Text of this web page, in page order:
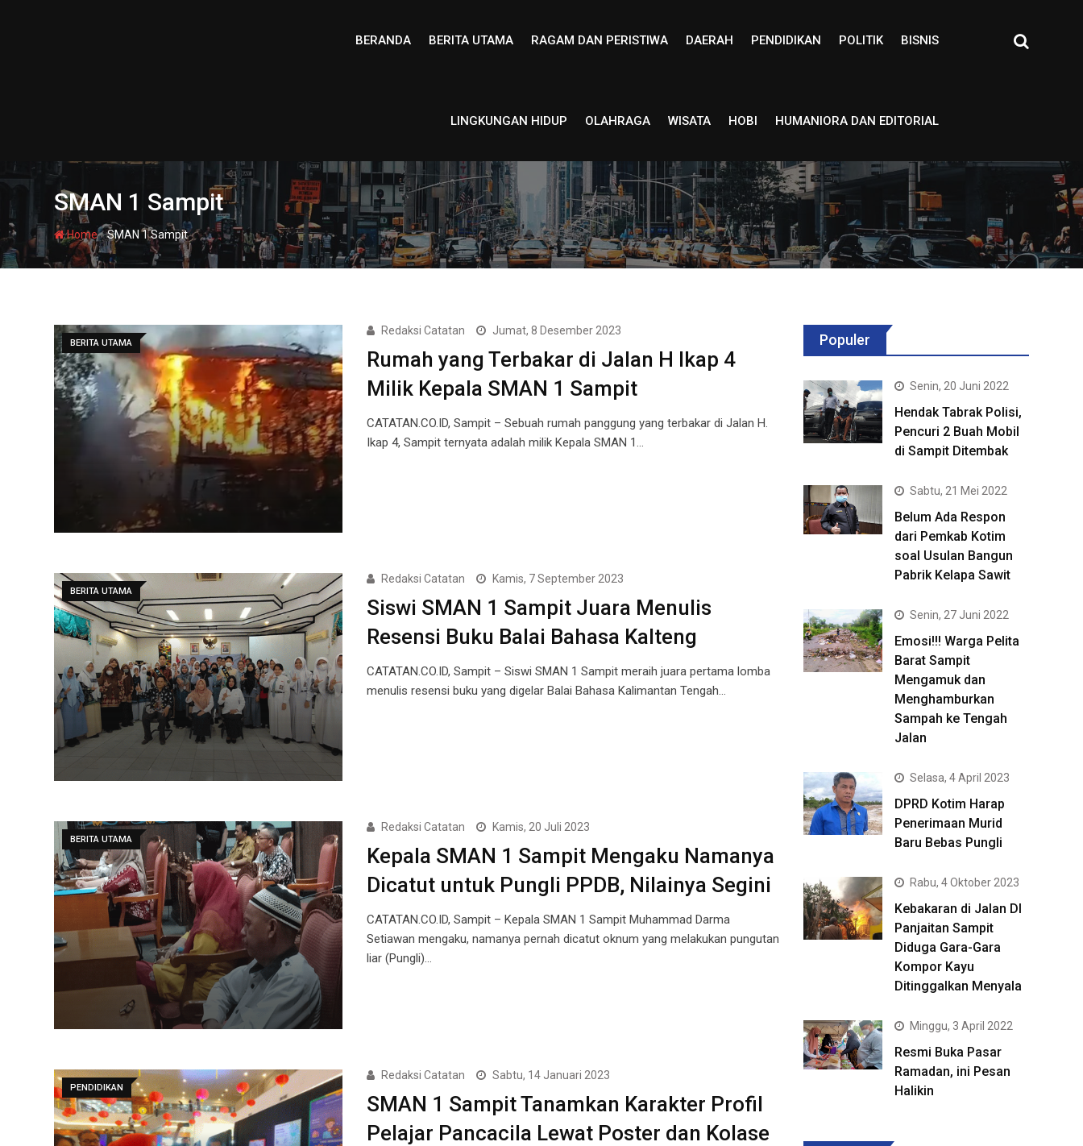
BERANDA BERITA UTAMA RAGAM DAN PERISTIWA DAERAH PENDIDIKAN POLITIK BISNIS
LINGKUNGAN HIDUP OLAHRAGA WISATA HOBI HUMANIORA DAN EDITORIAL
SMAN 1 Sampit
Home-SMAN 1 Sampit
BERITA UTAMA
Redaksi Catatan Jumat, 8 Desember 2023
Rumah yang Terbakar di Jalan H Ikap 4
Milik Kepala SMAN 1 Sampit
CATATAN.CO.ID, Sampit – Sebuah rumah panggung yang terbakar di Jalan H.
Ikap 4, Sampit ternyata adalah milik Kepala SMAN 1…
BERITA UTAMA
Redaksi Catatan Kamis, 7 September 2023
Siswi SMAN 1 Sampit Juara Menulis
Resensi Buku Balai Bahasa Kalteng
CATATAN.CO.ID, Sampit – Siswi SMAN 1 Sampit meraih juara pertama lomba
menulis resensi buku yang digelar Balai Bahasa Kalimantan Tengah…
BERITA UTAMA
Redaksi Catatan Kamis, 20 Juli 2023
Kepala SMAN 1 Sampit Mengaku Namanya
Dicatut untuk Pungli PPDB, Nilainya Segini
CATATAN.CO.ID, Sampit – Kepala SMAN 1 Sampit Muhammad Darma
Setiawan mengaku, namanya pernah dicatut oknum yang melakukan pungutan
liar (Pungli)…
PENDIDIKAN
Redaksi Catatan Sabtu, 14 Januari 2023
SMAN 1 Sampit Tanamkan Karakter Profil
Pelajar Pancacila Lewat Poster dan Kolase
Populer
Senin, 20 Juni 2022
Hendak Tabrak Polisi,
Pencuri 2 Buah Mobil
di Sampit Ditembak
Sabtu, 21 Mei 2022
Belum Ada Respon
dari Pemkab Kotim
soal Usulan Bangun
Pabrik Kelapa Sawit
Senin, 27 Juni 2022
Emosi!!! Warga Pelita
Barat Sampit
Mengamuk dan
Menghamburkan
Sampah ke Tengah
Jalan
Selasa, 4 April 2023
DPRD Kotim Harap
Penerimaan Murid
Baru Bebas Pungli
Rabu, 4 Oktober 2023
Kebakaran di Jalan DI
Panjaitan Sampit
Diduga Gara-Gara
Kompor Kayu
Ditinggalkan Menyala
Minggu, 3 April 2022
Resmi Buka Pasar
Ramadan, ini Pesan
Halikin